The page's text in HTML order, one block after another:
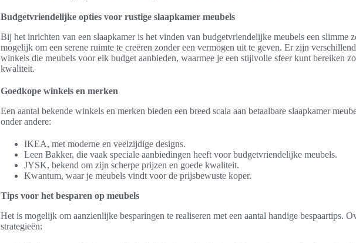
Budgetvriendelijke opties voor rustige slaapkamer meubels
Bij het inrichten van een slaapkamer is het vinden van budgetvriendelijke meubels een slimme
mogelijk om een serene ruimte te creëren zonder een vermogen uit te geven. Er zijn
winkels die meubels voor elk budget aanbieden, waarmee je een stijlvolle sfeer kunt bereiken
kwaliteit.
Goedkope winkels en merken
Een aantal bekende winkels en merken bieden een breed scala aan betaalbare slaapkamer
onder andere:
IKEA, met moderne en veelzijdige designs.
Leen Bakker, die vaak speciale aanbiedingen heeft voor budgetvriendelijke meubels.
JYSK, bekend om zijn scherpe prijzen en goede kwaliteit.
Kwantum, waar je meubels vindt voor de prijsbewuste koper.
Tips voor het besparen op meubels
Het is mogelijk om aanzienlijke besparingen te realiseren met een aantal handige bespaartips.
strategieën: